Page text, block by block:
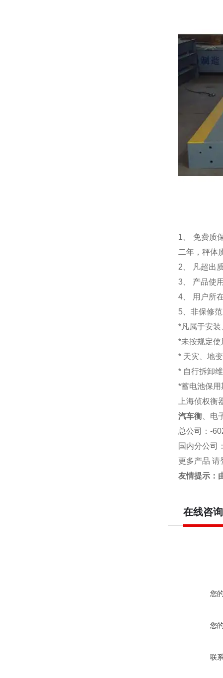
1 、 免费
二年，秤体
2、 凡超出
3、 产品使
4、 用户所
5、非保修
*凡属于安
*未按规定
* 天灾、地
* 自行拆卸
*蓄电池保用
上海侦权
汽车衡 、
总公司
：-
国内分公司
更多产品 请
友情提示：
在线咨询
您
您
联